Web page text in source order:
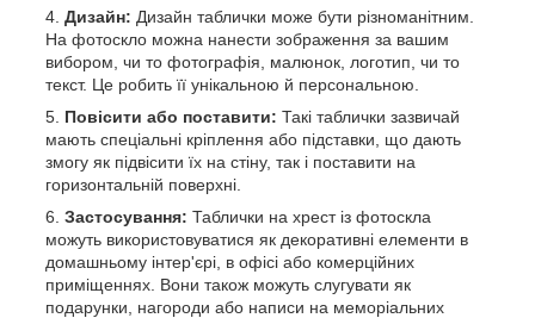
Дизайн: Дизайн таблички може бути різноманітним.
На фотоскло можна нанести зображення за вашим
вибором, чи то фотографія, малюнок, логотип, чи то
текст. Це робить її унікальною й персональною.
Повісити або поставити: Такі таблички зазвичай
мають спеціальні кріплення або підставки, що дають
змогу як підвісити їх на стіну, так і поставити на
горизонтальній поверхні.
Застосування: Таблички на хрест із фотоскла
можуть використовуватися як декоративні елементи в
домашньому інтер'єрі, в офісі або комерційних
приміщеннях. Вони також можуть слугувати як
подарунки, нагороди або написи на меморіальних